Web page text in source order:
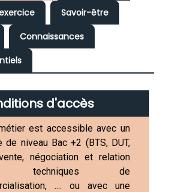
Savoir-être
Connaissances
d'accès
est accessible avec un
de niveau Bac +2 (BTS, DUT,
négociation et relation
techniques de
.... ou avec une